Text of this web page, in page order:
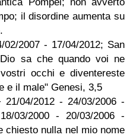
il disordine aumenta su
- 17/04/2012; San
sa che quando voi ne
occhi e diventereste
e il male" Genesi, 3,5
- 24/03/2006 -
03/2000 - 20/03/2006 -
chiesto nulla nel mio nome